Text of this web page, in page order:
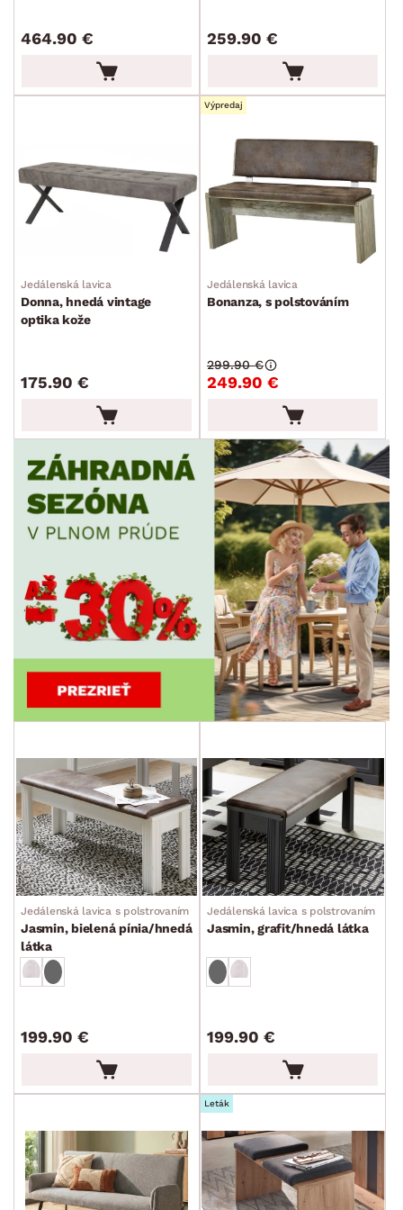
ROZMERY
min. max. cm
min. cm
max.
MATERIÁL
ŠTÝL
SKLADOVOSŤ
464.90 € 259.90 €
Jedálenská lavica
Donna, hnedá vintage
optika kože
175.90 €
Výpredaj
Jedálenská lavica
Bonanza, s polstováním
249.90 €
299.90 €
Jedálenská lavica s polstrovaním
Jasmin, bielená pínia/hnedá
látka
199.90 €
Jedálenská lavica s polstrovaním
Jasmin, grafit/hnedá látka
199.90 €
Leták